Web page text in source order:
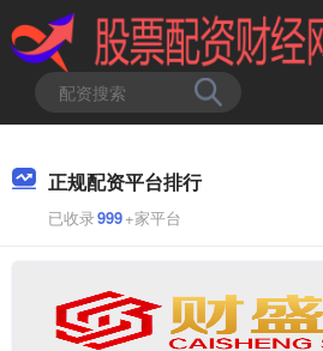
正规配资平台排行
已收录999+家平台